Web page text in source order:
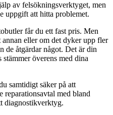
av felsökningsverktyget, men
uppgift att hitta problemet.
får du ett fast pris. Men
eller om det dyker upp fler
de åtgärdar något. Det är din
överens med dina
samtidigt säker på att
reparationsavtal med bland
diagnostikverktyg.